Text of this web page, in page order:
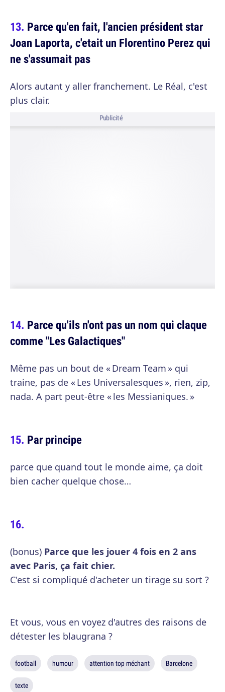
Parce qu'en fait, l'ancien président star
Joan Laporta, c'etait un Florentino Perez qui
ne s'assumait pas
Alors autant y aller franchement. Le Réal, c'est
plus clair.
Publicité
Parce qu'ils n'ont pas un nom qui claque
comme "Les Galactiques"
Même pas un bout de « Dream Team » qui
traine, pas de « Les Universalesques », rien, zip,
nada. A part peut-être « les Messianiques. »
Par principe
parce que quand tout le monde aime, ça doit
bien cacher quelque chose…
(bonus) Parce que les jouer 4 fois en 2 ans
avec Paris, ça fait chier.
C'est si compliqué d'acheter un tirage su sort ?
Et vous, vous en voyez d'autres des raisons de
détester les blaugrana ?
football humour attention top méchant Barcelone
texte